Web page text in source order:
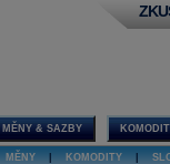
MĚNY & SAZBY
MĚNY KOMODITY